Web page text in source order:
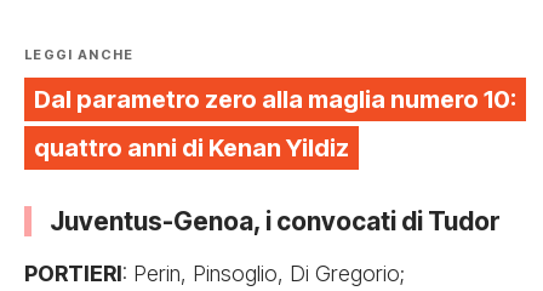
LEGGI ANCHE
Dal parametro zero alla maglia numero 10:
quattro anni di Kenan Yildiz
Juventus-Genoa, i convocati di Tudor
PORTIERI: Perin, Pinsoglio, Di Gregorio;